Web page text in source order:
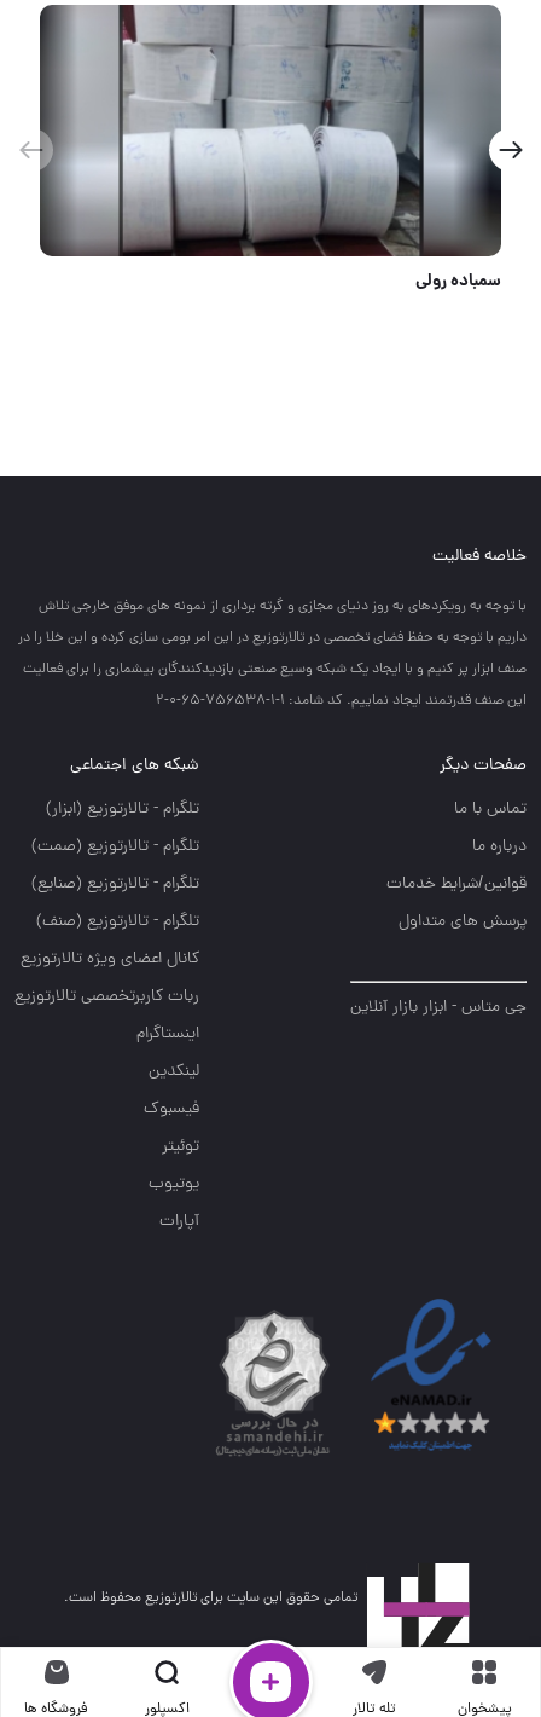
پیشخوان تله تالار اکسپلور فروشگاه ها
خلاصه فعالیت
با توجه به رويكردهاي به روز دنياي مجازي و گرته برداري از نمونه هاي موفق خارجي تلاش
داريم با توجه به حفظ فضاي تخصصي در تالارتوزيع در اين امر بومي سازي كرده و اين خلا را در
صنف ابزار پر كنيم و با ايجاد يك شبكه وسيع صنعتي بازديدكنندگان بيشماري را براي فعاليت
اين صنف قدرتمند ايجاد نماييم. کد شامد: 1-1-756538-65-0-2
صفحات دیگر
تماس با ما
درباره ما
قوانین/شرایط خدمات
پرسش های متداول
جی متاس - ابزار بازار آنلاین
شبکه های اجتماعی
تلگرام - تالارتوزيع (ابزار)
تلگرام - تالارتوزيع (صمت)
تلگرام - تالارتوزيع (صنايع)
تلگرام - تالارتوزیع (صنف)
کانال اعضای ویژه تالارتوزیع
ربات کاربرتخصصی تالارتوزیع
اینستاگرام
لینکدین
فیسبوک
توئیتر
یوتیوب
آپارات
تمامی حقوق این سایت برای تالارتوزیع محفوظ است.